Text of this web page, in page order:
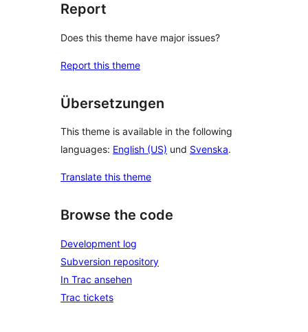
Report
Does this theme have major issues?
Report this theme
Übersetzungen
This theme is available in the following
languages: English (US) und Svenska.
Translate this theme
Browse the code
Development log
Subversion repository
In Trac ansehen
Trac tickets